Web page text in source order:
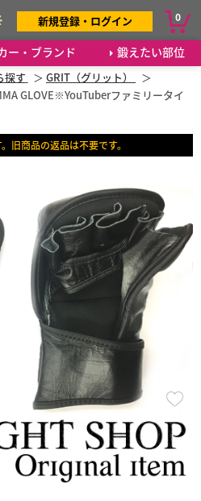
ー・ブランド 鍛えたい部位
新規登録・ログイン 0
探す
GRIT（グリット）
GLOVE※YouTuberファミリータイ
旧商品の返品は不要です。